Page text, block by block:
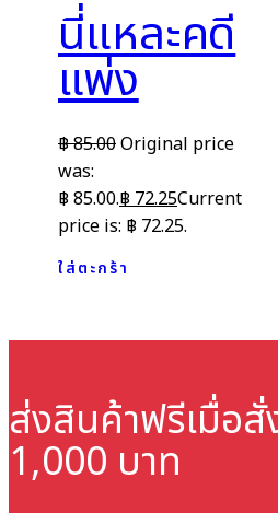
นี่แหละคดี
แพ่ง
฿85.00Original price
was:
฿ 85.00.฿72.25Current
price is: ฿ 72.25.
ใส่ตะกร้า
ส่งสินค้าฟรีเมื่อ
1,000 บาท